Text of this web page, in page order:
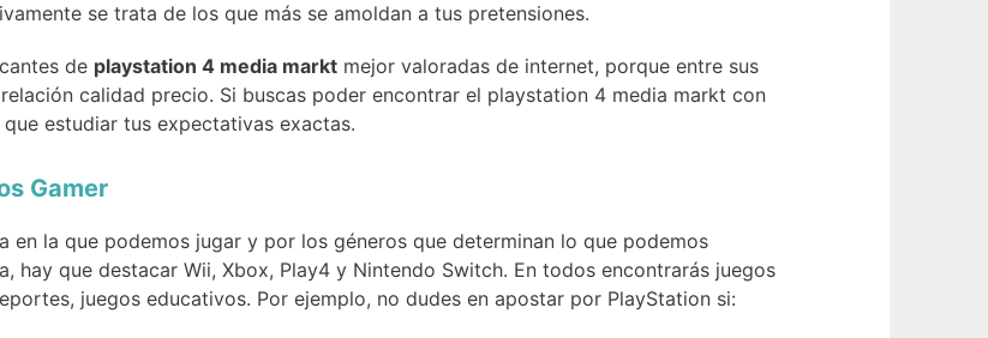
se trata de los que más se amoldan a tus pretensiones.
de playstation 4 media markt mejor valoradas de internet, porque entre sus
calidad precio. Si buscas poder encontrar el playstation 4 media markt con
estudiar tus expectativas exactas.
Gamer
la que podemos jugar y por los géneros que determinan lo que podemos
hay que destacar Wii, Xbox, Play4 y Nintendo Switch. En todos encontrarás juegos
juegos educativos. Por ejemplo, no dudes en apostar por PlayStation si: